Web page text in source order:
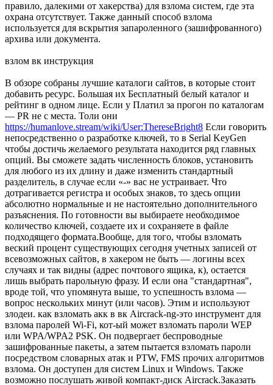
правило, далекими от хакерства) для взлома систем, где эта
охрана отсутствует. Также данный способ взлома
используется для вскрытия запароленного (зашифрованного)
архива или документа.
взлом вк инструкция
В обзоре собраны лучшие каталоги сайтов, в которые стоит
добавить ресурс. Большая их Бесплатный белый каталог и
рейтинг в одном лице. Если у Платил за прогон по каталогам
— PR не с места. Толи они
https://humanlove.stream/wiki/User:ThereseBright8 Если говорить
непосредственно о разработке ключей, то в Serial KeyGen
чтобы достичь желаемого результата находится ряд главных
опций. Вы сможете задать численность блоков, установить
для любого из их длину и даже изменить стандартный
разделитель, в случае если «-» вас не устраивает. Что
дотрагивается регистра и особых знаков, то здесь опции
абсолютно нормальные и не настоятельно дополнительного
разъяснения. По готовности вы выбираете необходимое
количество ключей, создаете их и сохраняете в файле
подходящего формата.Вообще, для того, чтобы взломать
веский процент существующих сегодня учетных записей от
всевозможных сайтов, в хакером не быть — логины всех
случаях и так видны (адрес почтового ящика, к), остается
лишь выбрать парольную фразу. И если она "стандартная",
вроде той, что упомянута выше, то успешность взлома —
вопрос нескольких минут (или часов). Этим и используют
злодеи. как взломать акк в вк Aircrack-ng-это инструмент для
взлома паролей Wi-Fi, кот-ый может взломать пароли WEP
или WPA/WPA2 PSK. Он подвергает беспроводные
зашифрованные пакеты, а затем пытается взломать пароли
посредством словарных атак и PTW, FMS прочих алгоритмов
взлома. Он доступен для систем Linux и Windows. Также
возможно послушать живой компакт-диск Aircrack.Заказать